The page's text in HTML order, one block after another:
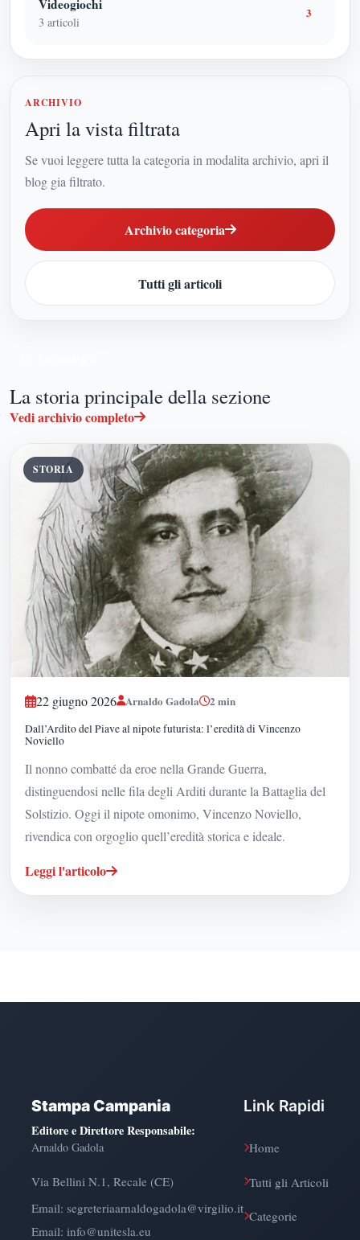
Videogiochi
3 articoli
3
ARCHIVIO
Apri la vista filtrata
Se vuoi leggere tutta la categoria in modalita archivio, apri il
blog gia filtrato.
Archivio categoria
Tutti gli articoli
La storia principale della sezione
Vedi archivio completo
STORIA
22 giugno 2026 Arnaldo Gadola 2 min
Dall’Ardito del Piave al nipote futurista: l’eredità di Vincenzo
Noviello
Il nonno combatté da eroe nella Grande Guerra,
distinguendosi nelle fila degli Arditi durante la Battaglia del
Solstizio. Oggi il nipote omonimo, Vincenzo Noviello,
rivendica con orgoglio quell’eredità storica e ideale.
Leggi l'articolo
Stampa Campania
Editore e Direttore Responsabile:
Arnaldo Gadola
Via Bellini N.1, Recale (CE)
Email: segreteriaarnaldogadola@virgilio.it
Email: info@unitesla.eu
Link Rapidi
Home
Tutti gli Articoli
Categorie